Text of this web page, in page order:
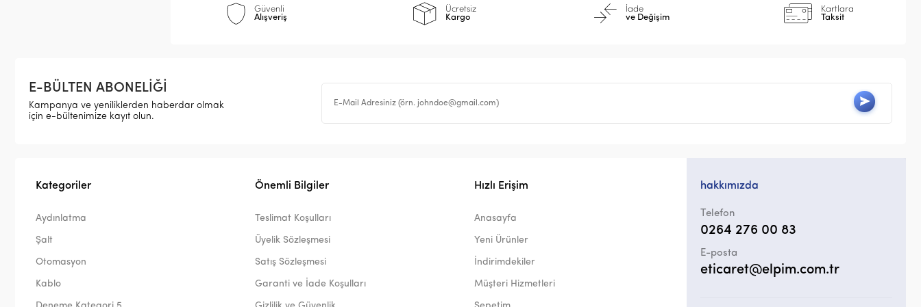
Güvenli
Alışveriş
Ücretsiz
Kargo
İade
ve Değişim
Kartlara
Taksit
E-BÜLTEN ABONELİĞİ
Kampanya ve yeniliklerden haberdar olmak
için e-bültenimize kayıt olun.
Kategoriler
Aydınlatma
Şalt
Otomasyon
Kablo
Önemli Bilgiler
Teslimat Koşulları
Üyelik Sözleşmesi
Satış Sözleşmesi
Garanti ve İade Koşulları
Hızlı Erişim
Anasayfa
Yeni Ürünler
İndirimdekiler
Müşteri Hizmetleri
hakkımızda
Telefon
0264 276 00 83
E-posta
eticaret@elpim.com.tr